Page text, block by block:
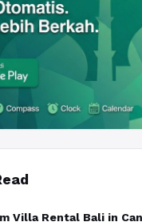
Villa Rental Bali in